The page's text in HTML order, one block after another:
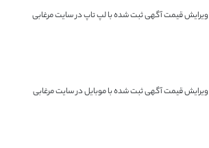
ویرایش قیمت آگهی ثبت شده با لپ تاپ در سایت مرغابی
ویرایش قیمت آگهی ثبت شده با موبایل در سایت مرغابی